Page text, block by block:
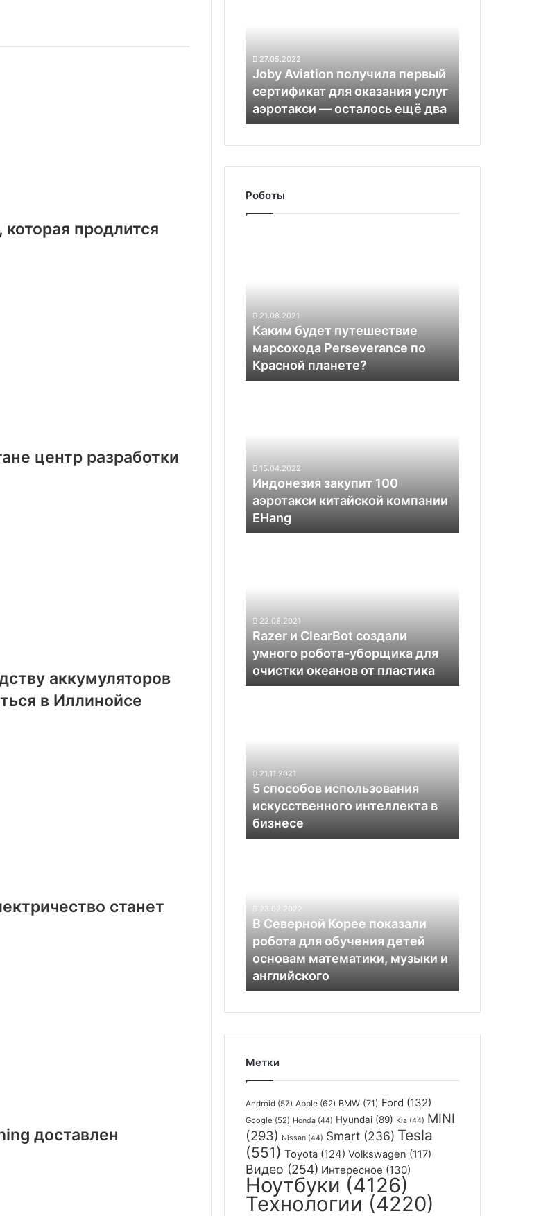
продлится
центр разработки
аккумуляторов
в Иллинойсе
станет
доставлен
оказания
услуг
аэротакси —
осталось
ещё
27.05.2022
Joby Aviation получила первый
сертификат для оказания услуг
аэротакси — осталось ещё два
Роботы
Красной
планете?
21.08.2021
Каким будет путешествие
марсохода Perseverance по
Красной планете?
EHang
15.04.2022
Индонезия закупит 100
аэротакси китайской компании
EHang
уборщика
для
очистки
океанов
от
22.08.2021
Razer и ClearBot создали
умного робота-уборщика для
очистки океанов от пластика
бизнесе
21.11.2021
5 способов использования
искусственного интеллекта в
бизнесе
для
детей
основам
математики,
музыки
23.02.2022
В Северной Корее показали
робота для обучения детей
основам математики, музыки и
английского
Метки
Android (57) Apple (62) BMW (71) Ford (132)
Google (52) Honda (44) Hyundai (89) Kia (44) MINI
(293) Nissan (44) Smart (236) Tesla
(551) Toyota (124) Volkswagen (117)
Видео (254) Интересное (130)
Ноутбуки (4126)
Технологии (4220)